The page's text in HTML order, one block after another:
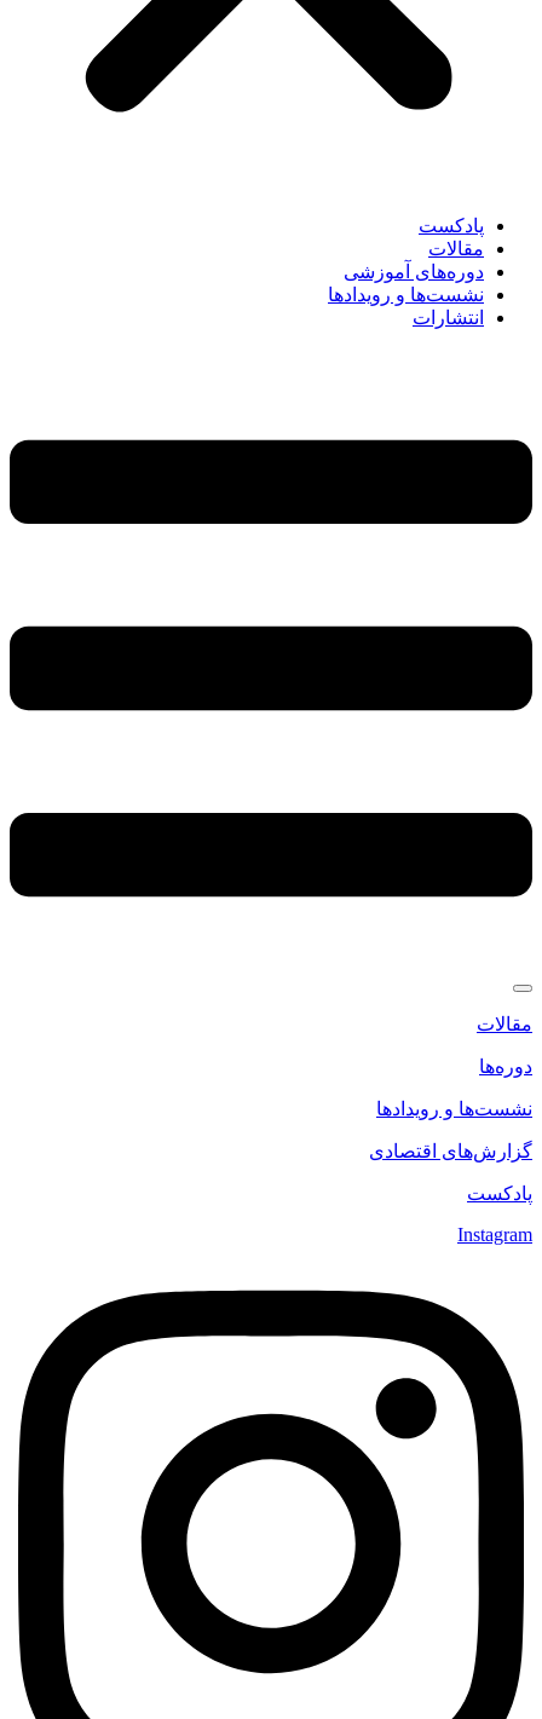
پادکست
مقالات
دوره‌های آموزشی
نشست‌ها و رویدادها
انتشارات
مقالات
دوره‌ها
نشست‌ها و رویدادها
گزارش‌های اقتصادی
پادکست
Instagram